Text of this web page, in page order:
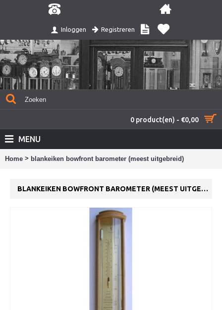
Inloggen Registreren
0 product(en) - €0,00
MENU
Home > blankeiken bowfront barometer (meest uitgebreid)
BLANKEIKEN BOWFRONT BAROMETER (MEEST UITGEBREID)